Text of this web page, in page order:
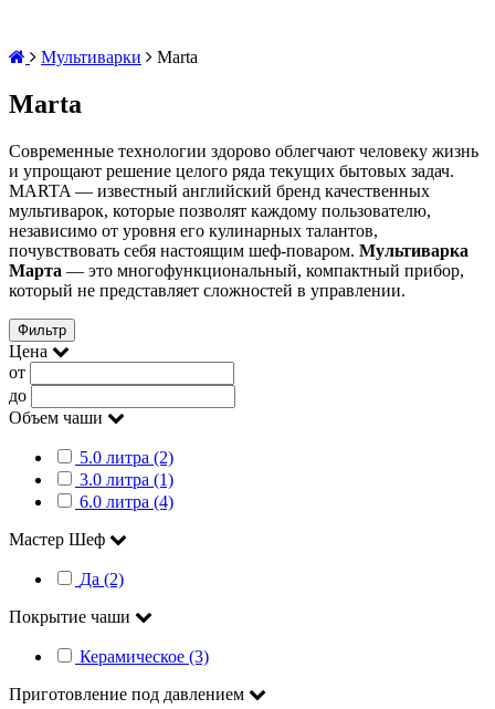
Мультиварки Marta
Marta
Современные технологии здорово облегчают человеку жизнь
и упрощают решение целого ряда текущих бытовых задач.
MARTA — известный английский бренд качественных
мультиварок, которые позволят каждому пользователю,
независимо от уровня его кулинарных талантов,
почувствовать себя настоящим шеф-поваром. Мультиварка
Марта — это многофункциональный, компактный прибор,
который не представляет сложностей в управлении.
Фильтр
Цена
от
до
Объем чаши
5.0 литра (2)
3.0 литра (1)
6.0 литра (4)
Мастер Шеф
Да (2)
Покрытие чаши
Керамическое (3)
Приготовление под давлением